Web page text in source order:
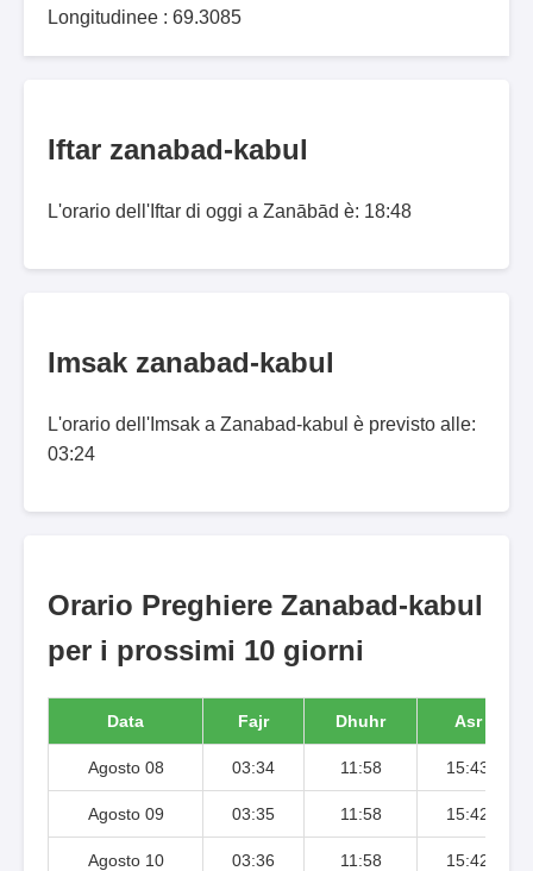
Longitudinee : 69.3085
Iftar zanabad-kabul
L'orario dell'Iftar di oggi a Zanābād è: 18:48
Imsak zanabad-kabul
L'orario dell'Imsak a Zanabad-kabul è previsto alle:
03:24
Orario Preghiere Zanabad-kabul
per i prossimi 10 giorni
Data Fajr Dhuhr Asr
Agosto 08 03:34 11:58 15:43
Agosto 09 03:35 11:58 15:42
Agosto 10 03:36 11:58 15:42